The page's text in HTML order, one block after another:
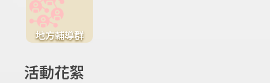
地方輔導群
活動花絮